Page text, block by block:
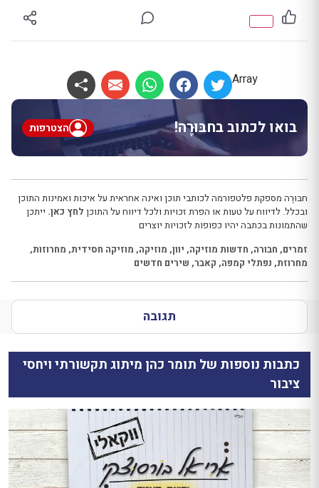
Array
בואו לכתוב בחבּוּרֶה! הצטרפות
חבּוּרֶה מספקת פלטפורמה לכותבי תוכן ואינה אחראית על איכות ואמינות התוכן
ובכלל. לדיווח על טעות או הפרת זכויות ולכל דיווח על התוכן לחץ כאן. ייתכן
שהתמונות בכתבה יהיו כפופות לזכויות יוצרים
זמרים, חבורה, חדשות מוזיקה, יוון, מוזיקה, מוזיקה חסידית, מחרוזות,
מחרוזת, נפתלי קמפה, קאבר, שירים חדשים
תגובה
כתבות נוספות של תומר כהן מיתוג תקשורתי ויחסי
ציבור